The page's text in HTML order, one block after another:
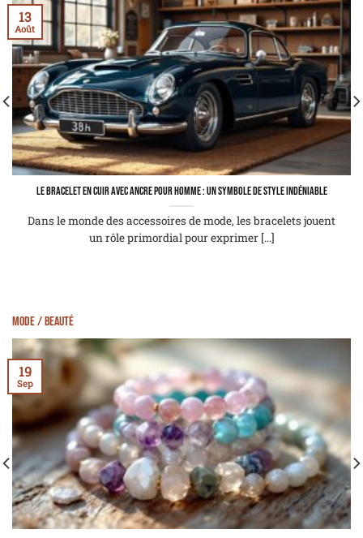
Le bracelet en cuir avec ancre pour homme : un symbole de style indéniable
Dans le monde des accessoires de mode, les bracelets jouent
un rôle primordial pour exprimer [...]
13
Août
Mode / Beauté
19
Sep